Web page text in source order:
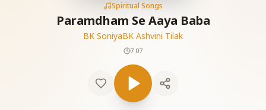
Spiritual Songs
Paramdham Se Aaya Baba
BK SoniyaBK Ashvini Tilak
7:07